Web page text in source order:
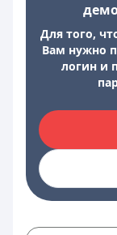
Для того,
Вам нужно
логин и